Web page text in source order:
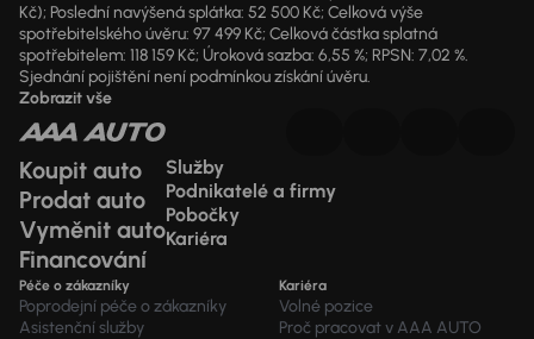
Kč); Poslední navýšená splátka: 52 500 Kč; Celková výše
spotřebitelského úvěru: 97 499 Kč; Celková částka splatná
spotřebitelem: 118 159 Kč; Úroková sazba: 6,55 %; RPSN: 7,02 %.
Sjednání pojištění není podmínkou získání úvěru.
Zobrazit vše
Koupit auto
Prodat auto
Vyměnit auto
Financování
Služby
Podnikatelé a firmy
Pobočky
Kariéra
Péče o zákazníky
Poprodejní péče o zákazníky
Asistenční služby
Kariéra
Volné pozice
Proč pracovat v AAA AUTO